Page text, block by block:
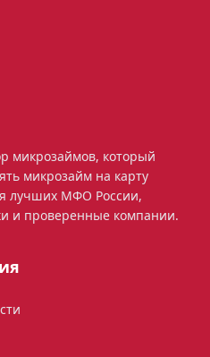
микрозаймов, который
микрозайм на карту
лучших МФО России,
и проверенные компании.